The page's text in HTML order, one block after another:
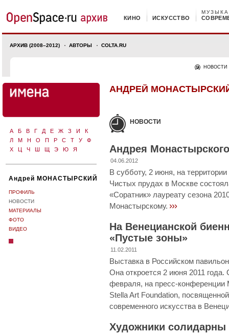
КИНО ИСКУССТВО
МУЗЫКА
АРХИВ (2008–2012) АВТОРЫ COLTA.RU
НОВОСТИ
А Б В Г Д Е Ж З И
К
Л
М Н О П Р С Т У
Ф
Х
Ц Ч Ш Щ Э Ю Я
Андрей МОНАСТЫРСКИЙ
ПРОФИЛЬ
НОВОСТИ
МАТЕРИАЛЫ
ФОТО
ВИДЕО
АНДРЕЙ
НОВОСТИ
Андрея
04.06.2012
В субботу, 2 июня, на
Чистых прудах в Москве
«Соратник» лауреату сезона
Монастырскому. ›››
На Венецианской
«Пустые зоны»
11.02.2011
Выставка в Российском
Она откроется 2 июня 2011
февраля, на пресс-
Stella Art Foundation,
современного искусства в
Художники солидарны